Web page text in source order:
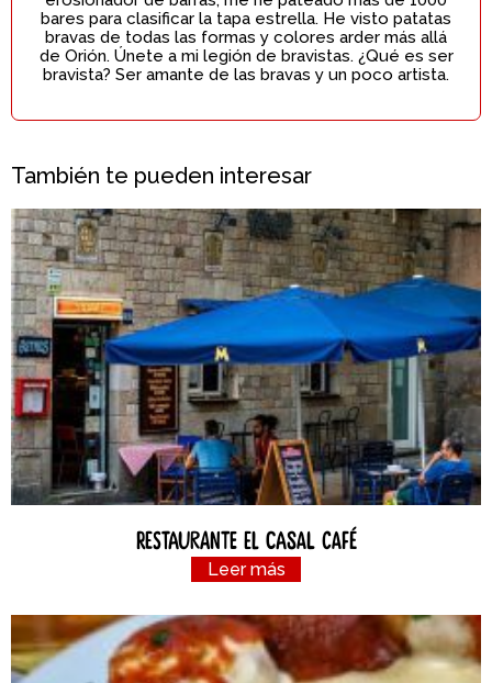
bares para clasificar la tapa estrella. He visto patatas
bravas de todas las formas y colores arder más allá
de Orión. Únete a mi legión de bravistas. ¿Qué es ser
bravista? Ser amante de las bravas y un poco artista.
También te pueden interesar
Restaurante el Casal Café
Leer más